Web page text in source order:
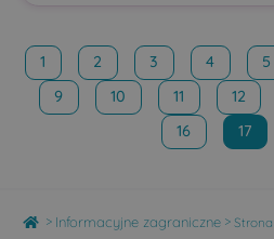
1 2 3 4 5
9
10 11 12
16
17
Home
> Informacyjne zagraniczne> Strona